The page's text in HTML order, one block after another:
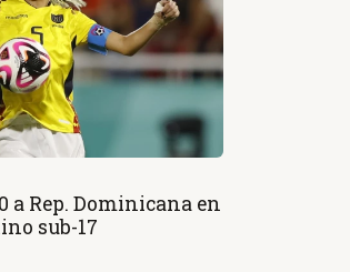
a Rep. Dominicana en
sub-17